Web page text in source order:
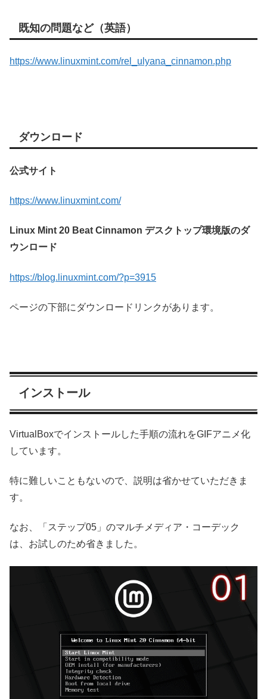
既知の問題など（英語）
https://www.linuxmint.com/rel_ulyana_cinnamon.php
ダウンロード
公式サイト
https://www.linuxmint.com/
Linux Mint 20 Beat Cinnamon デスクトップ環境版のダ
ウンロード
https://blog.linuxmint.com/?p=3915
ページの下部にダウンロードリンクがあります。
インストール
VirtualBoxでインストールした手順の流れをGIFアニメ化
しています。
特に難しいこともないので、説明は省かせていただきま
す。
なお、「ステップ05」のマルチメディア・コーデック
は、お試しのため省きました。